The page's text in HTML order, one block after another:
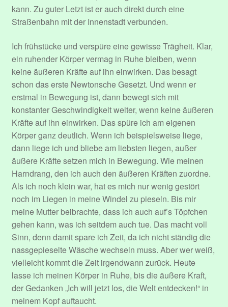
Mitglieder
Passwort zurücksetzen
Performers
Register
Registrieren
Registrieren
Dein Abonnement.
Edit Your Profile
Hallo und Herzlich Willkommen!
Update Billing Card
Sample Page
kann. Zu guter Letzt ist er auch direkt durch eine
Straßenbahn mit der Innenstadt verbunden.
Ich frühstücke und verspüre eine gewisse Trägheit. Klar,
ein ruhender Körper vermag in Ruhe bleiben, wenn
keine äußeren Kräfte auf ihn einwirken. Das besagt
schon das erste Newtonsche Gesetzt. Und wenn er
erstmal in Bewegung ist, dann bewegt sich mit
konstanter Geschwindigkeit weiter, wenn keine äußeren
Kräfte auf ihn einwirken. Das spüre ich am eigenen
Körper ganz deutlich. Wenn ich beispielsweise liege,
dann liege ich und bliebe am liebsten liegen, außer
äußere Kräfte setzen mich in Bewegung. Wie meinen
Harndrang, den ich auch den äußeren Kräften zuordne.
Als ich noch klein war, hat es mich nur wenig gestört
noch im Liegen in meine Windel zu pieseln. Bis mir
meine Mutter beibrachte, dass ich auch auf’s Töpfchen
gehen kann, was ich seitdem auch tue. Das macht voll
Sinn, denn damit spare ich Zeit, da ich nicht ständig die
nassgepieselte Wäsche wechseln muss. Aber wer weiß,
vielleicht kommt die Zeit irgendwann zurück. Heute
lasse ich meinen Körper in Ruhe, bis die äußere Kraft,
der Gedanken „Ich will jetzt los, die Welt entdecken!“ in
meinem Kopf auftaucht.